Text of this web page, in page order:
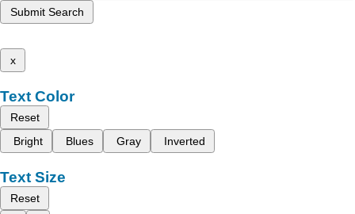
Submit Search
x
Text Color
Reset
Bright
Blues Gray Inverted
Text Size
Reset